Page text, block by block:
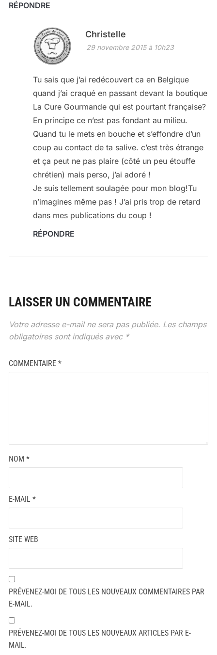
RÉPONDRE
Christelle
29 novembre 2015 à 10h23
Tu sais que j’ai redécouvert ca en Belgique
quand j’ai craqué en passant devant la boutique
La Cure Gourmande qui est pourtant française?
En principe ce n’est pas fondant au milieu.
Quand tu le mets en bouche et s’effondre d’un
coup au contact de ta salive. c’est très étrange
et ça peut ne pas plaire (côté un peu étouffe
chrétien) mais perso, j’ai adoré !
Je suis tellement soulagée pour mon blog!Tu
n’imagines même pas ! J’ai pris trop de retard
dans mes publications du coup !
RÉPONDRE
LAISSER UN COMMENTAIRE
Votre adresse e-mail ne sera pas publiée. Les champs
obligatoires sont indiqués avec *
COMMENTAIRE *
NOM *
E-MAIL *
SITE WEB
PRÉVENEZ-MOI DE TOUS LES NOUVEAUX COMMENTAIRES PAR
E-MAIL.
PRÉVENEZ-MOI DE TOUS LES NOUVEAUX ARTICLES PAR E-
MAIL.